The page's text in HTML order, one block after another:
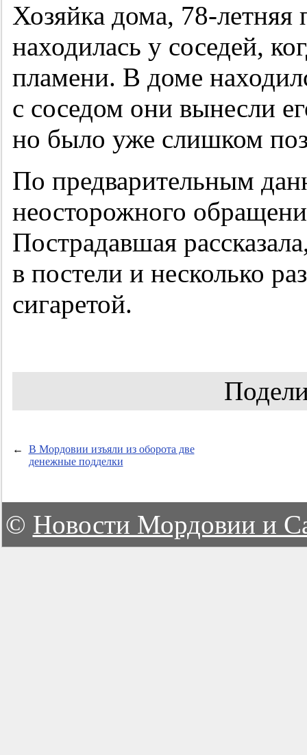
Хозяйка дома, 78-летняя
находилась у соседей,
пламени. В доме
с соседом они вынесли
но было уже слишком
По предварительным
неосторожного
Пострадавшая
в постели и несколько
сигаретой.
←
В Мордовии изъяли из оборота две
денежные подделки
© Новости Мордовии и